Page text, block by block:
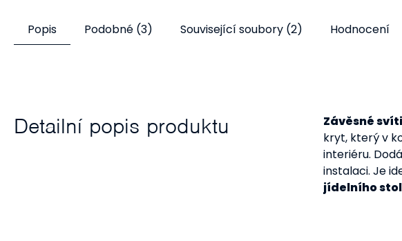
Popis Podobné (3) Související soubory (2) Hodnocení
Detailní popis produktu Závěsné
kryt, který v
interiéru.
instalaci. Je
jídelního